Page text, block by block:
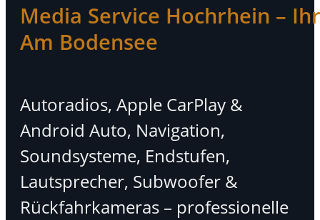
Media Service Hochrhein –
Am Bodensee
Autoradios, Apple CarPlay &
Android Auto, Navigation,
Soundsysteme, Endstufen,
Lautsprecher, Subwoofer &
Rückfahrkameras – professionelle